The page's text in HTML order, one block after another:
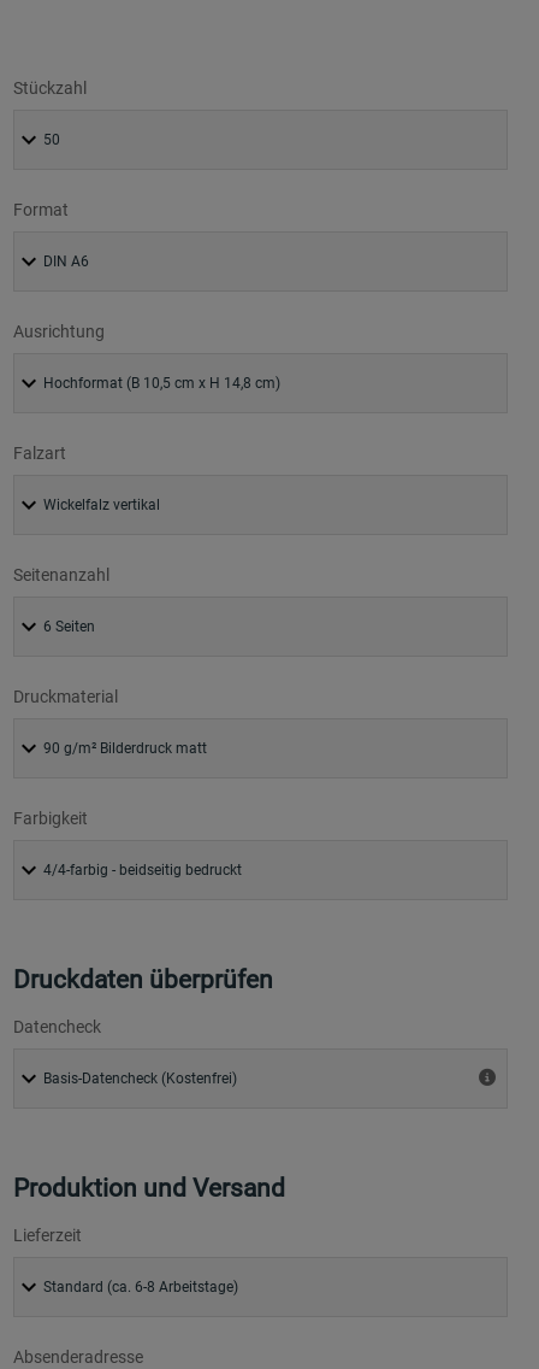
Stückzahl
Format
Ausrichtung
Falzart
Seitenanzahl
Druckmaterial
Farbigkeit
Druckdaten überprüfen
Datencheck
Produktion und Versand
Lieferzeit
Absenderadresse